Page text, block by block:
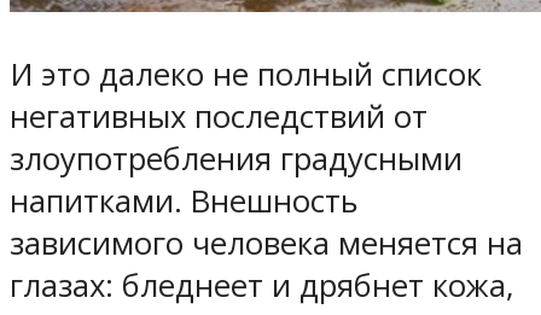
И это далеко не полный список
негативных последствий от
злоупотребления градусными
напитками. Внешность
зависимого человека меняется на
глазах: бледнеет и дрябнет кожа,